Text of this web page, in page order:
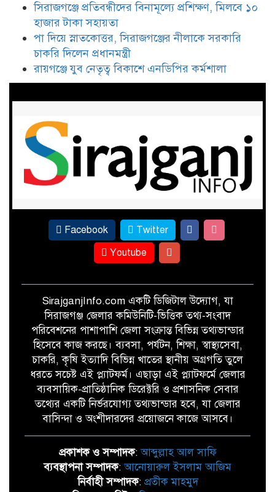
সিরাজগঞ্জে প্রতিবন্ধীদের বিনামূল্যে
প্রশিক্ষণ, মিলবে ১০ হাজার টাকা
সহায়তা
পা দিয়ে স্নাতকোত্তর, সিরাজগঞ্জের
নীলাকে সরকারি চাকরি দিলেন
কর্মশালা
সিরাজগঞ্জে প্রতিবন্ধীদের বিনামূল্যে প্রশিক্ষণ, মিলবে ১০
হাজার টাকা সহায়তা
পা দিয়ে স্নাতকোত্তর, সিরাজগঞ্জের নীলাকে সরকারি
চাকরি দিলেন প্রধানমন্ত্রী
রায়গঞ্জে যুব নেতৃত্ব বিকাশে এনডিপির কর্মশালা
Facebook
Twitter
Youtube
SirajganjInfo.com একটি ডিজিটাল উদ্যোগ, যা
সিরাজগঞ্জ জেলার কমিউনিটি-ভিত্তিক তথ্য-সংবাদ
পরিবেশনের পাশাপাশি জেলা সংক্রান্ত বিভিন্ন তথ্যভান্ডার
হিসেবে কাজ করছে। ব্যবসা, পর্যটন, শিক্ষা, স্বাস্থ্যসেবা,
চাকরি, কৃষি ইত্যাদি বিভিন্ন খাতের স্থানীয় অগ্রগতি তুলে
ধরতে সচেষ্ট এই প্ল্যাটফর্ম। এছাড়া এই প্ল্যাটফর্মে জেলার
ব্যবসায়িক-প্রাতিষ্ঠানিক ডিরেক্টরি ও প্রশাসনিক সেবার
তথ্যের একটি নির্ভরযোগ্য তথ্যভান্ডার হবে, যা জেলার
বাসিন্দা ও অংশীদারদের প্রয়োজনে কাজে আসবে।
প্রকাশক ও সম্পাদক:আব্দুল্লাহ আল সাফি
ব্যবস্থাপনা সম্পাদক:আনোয়ারুল ইসলাম আজিম
নির্বাহী সম্পাদক: প্রতীক মাহমুদ